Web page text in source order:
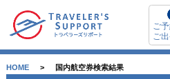
ご
ご
HOME 国内航空券検索結果